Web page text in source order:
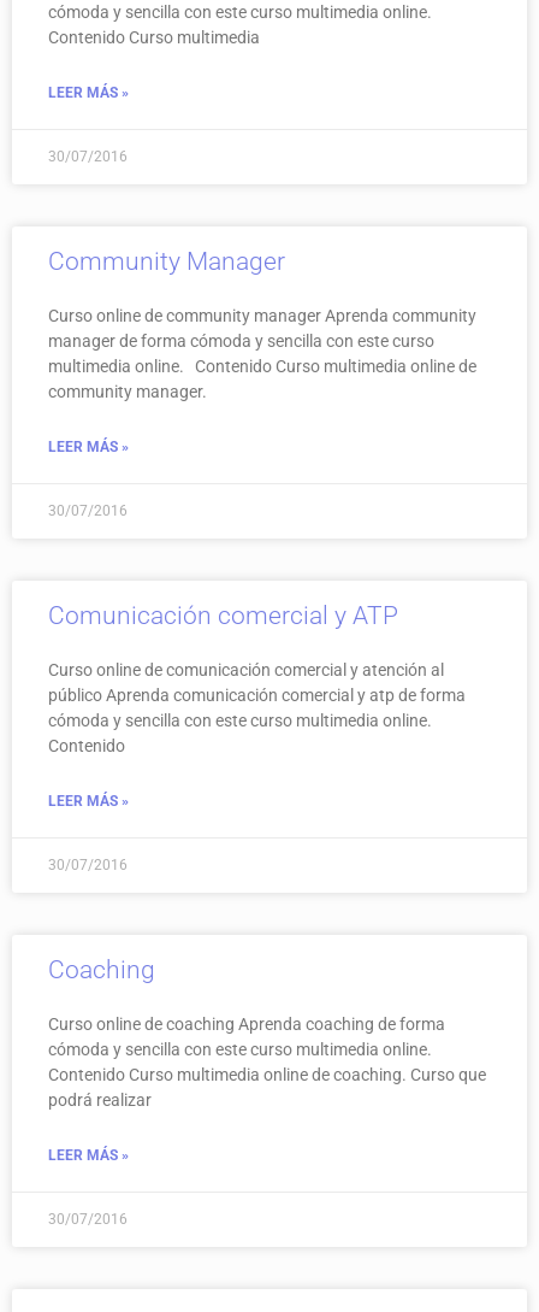
cómoda y sencilla con este curso multimedia online.
Contenido Curso multimedia
LEER MÁS »
30/07/2016
Community Manager
Curso online de community manager Aprenda community
manager de forma cómoda y sencilla con este curso
multimedia online. Contenido Curso multimedia online de
community manager.
LEER MÁS »
30/07/2016
Comunicación comercial y ATP
Curso online de comunicación comercial y atención al
público Aprenda comunicación comercial y atp de forma
cómoda y sencilla con este curso multimedia online.
Contenido
LEER MÁS »
30/07/2016
Coaching
Curso online de coaching Aprenda coaching de forma
cómoda y sencilla con este curso multimedia online.
Contenido Curso multimedia online de coaching. Curso que
podrá realizar
LEER MÁS »
30/07/2016